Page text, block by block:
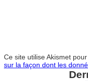
Ce site utilise Akismet
sur la façon dont les